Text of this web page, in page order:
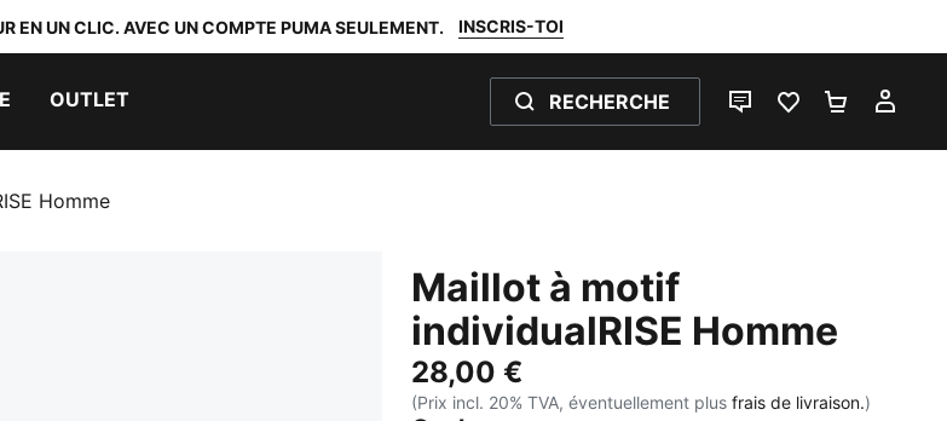
EN UN CLIC. AVEC UN COMPTE PUMA SEULEMENT. INSCRIS-TOI
OUTLET RECHERCHE
LIVE CHATFAVORIS 0PANIER 0
Homme
Maillot à motif
individualRISE Homme
28,00 €
(Prix incl. 20% TVA, éventuellement plusfrais de livraison.)